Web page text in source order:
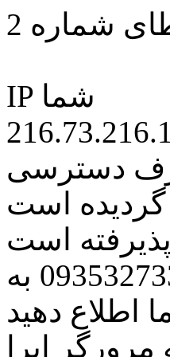
شماره 2
IP شما
دسترسی
است
است
مراتب این مسئله را از طریق شماره تلفن 09353273300 به
اطلاع دهید
اپرا